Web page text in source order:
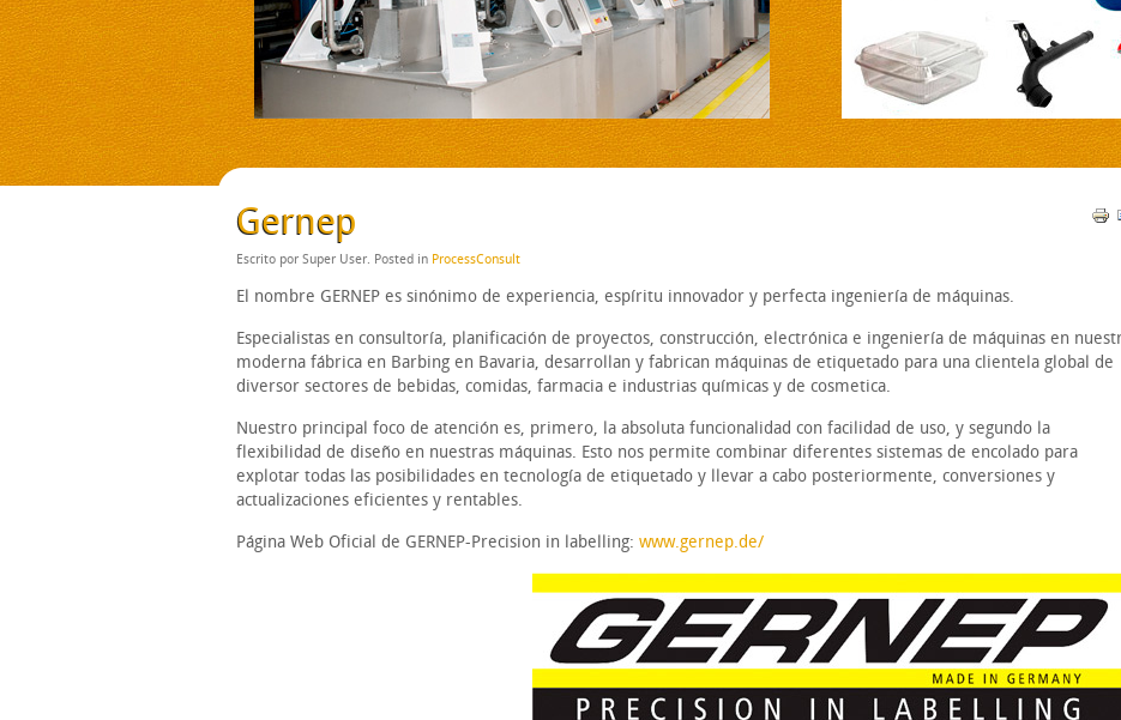
Gernep
Escrito por Super User. Posted in ProcessConsult
El nombre GERNEP es sinónimo de experiencia, espíritu innovador y perfecta ingeniería de máquinas.
Especialistas en consultoría, planificación de proyectos, construcción, electrónica e ingeniería de máquinas en
moderna fábrica en Barbing en Bavaria, desarrollan y fabrican máquinas de etiquetado para una clientela global de
diversor sectores de bebidas, comidas, farmacia e industrias químicas y de cosmetica.
Nuestro principal foco de atención es, primero, la absoluta funcionalidad con facilidad de uso, y segundo la
flexibilidad de diseño en nuestras máquinas. Esto nos permite combinar diferentes sistemas de encolado para
explotar todas las posibilidades en tecnología de etiquetado y llevar a cabo posteriormente, conversiones y
actualizaciones eficientes y rentables.
Página Web Oficial de GERNEP-Precision in labelling: www.gernep.de/